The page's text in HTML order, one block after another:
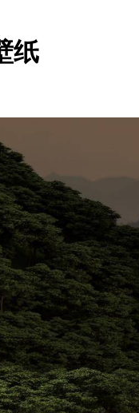
纸